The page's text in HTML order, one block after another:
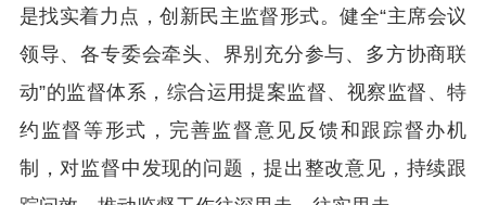
是找实着力点，创新民主监督形式。健全“主席会议
领导、各专委会牵头、界别充分参与、多方协商联
动”的监督体系，综合运用提案监督、视察监督、特
约监督等形式，完善监督意见反馈和跟踪督办机
制，对监督中发现的问题，提出整改意见，持续跟